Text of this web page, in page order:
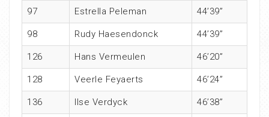
97 Estrella Peleman 44’39”
98 Rudy Haesendonck 44’39”
126 Hans Vermeulen 46’20”
128 Veerle Feyaerts 46’24”
136 Ilse Verdyck 46’38”